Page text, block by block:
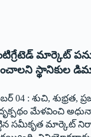
‌మార్కెట్‌
స్థానికుల
04 : ‌శుచి, శుభ్రత,
దృక్పథం మేళవించి
సమీకృత మార్కెట్‌